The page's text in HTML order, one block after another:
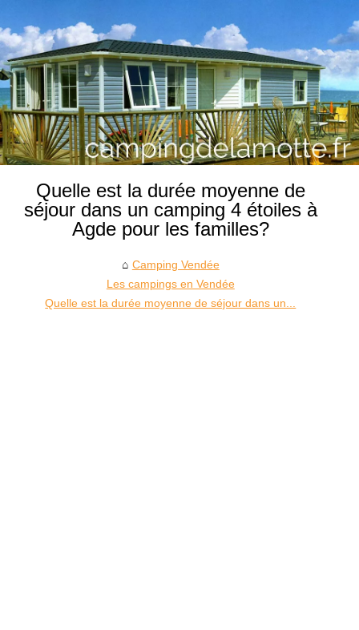
Quelle est la durée moyenne de
séjour dans un camping 4 étoiles à
Agde pour les familles?
Camping Vendée
Les campings en Vendée
Quelle est la durée moyenne de séjour dans un...